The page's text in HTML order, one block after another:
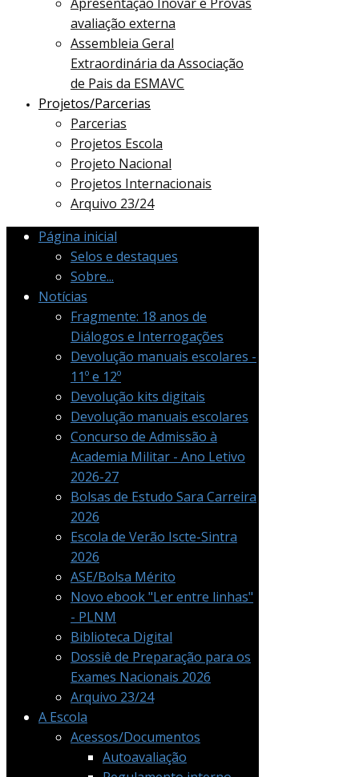
avaliação externa
Assembleia Geral
Extraordinária da Associação
de Pais da ESMAVC
Projetos/Parcerias
Parcerias
Projetos Escola
Projeto Nacional
Projetos Internacionais
Arquivo 23/24
Página inicial
Selos e destaques
Sobre...
Notícias
Fragmente: 18 anos de
Diálogos e Interrogações
Devolução manuais escolares -
11º e 12º
Devolução kits digitais
Devolução manuais escolares
Concurso de Admissão à
Academia Militar - Ano Letivo
2026-27
Bolsas de Estudo Sara Carreira
2026
Escola de Verão Iscte-Sintra
2026
ASE/Bolsa Mérito
Novo ebook "Ler entre linhas"
- PLNM
Biblioteca Digital
Dossiê de Preparação para os
Exames Nacionais 2026
Arquivo 23/24
A Escola
Acessos/Documentos
Autoavaliação